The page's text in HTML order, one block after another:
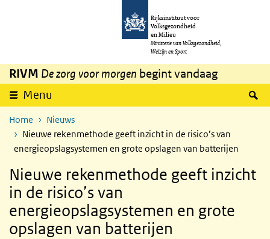
Overslaan en naar de inhoud gaan
Rijksinstituut voor
Volksgezondheid
en Milieu
Ministerie van Volksgezondheid,
Welzijn en Sport
RIVM De zorg voor morgen begint vandaag
Menu
Home
Nieuws
Nieuwe rekenmethode geeft inzicht in de risico’s van
energieopslagsystemen en grote opslagen van batterijen
Nieuwe rekenmethode geeft inzicht
in de risico’s van
energieopslagsystemen en grote
opslagen van batterijen